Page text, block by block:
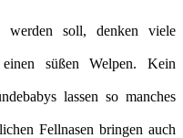
soll, denken viele
süßen Welpen. Kein
lassen so manches
Fellnasen bringen auch